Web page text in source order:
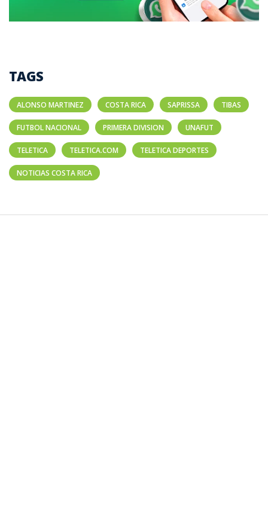
TAGS
ALONSO MARTINEZ COSTA RICA SAPRISSA TIBAS
FUTBOL NACIONAL PRIMERA DIVISION UNAFUT
TELETICA TELETICA.COM TELETICA DEPORTES
NOTICIAS COSTA RICA